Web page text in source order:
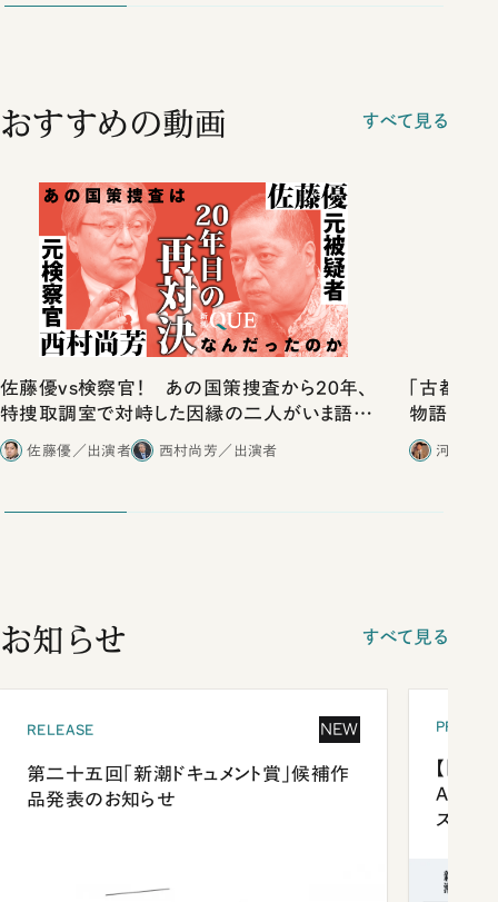
おすすめの動画 すべて見る
佐藤優vs検察官！ あの国策捜査から20年、
特捜取調室で対峙した因縁の二人がいま語り
合ったこと
佐藤優／出演者 西村尚芳／出演者
「古都」
物語」に
河野有
お知らせ すべて見る
RELEASE NEW
第二十五回「新潮ドキュメント賞」候補作
品発表のお知らせ
【「新
ズプレ